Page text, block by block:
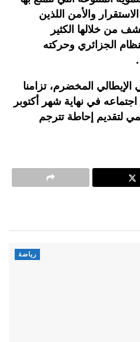
الاستقرار والأمن اللذين
من خلالها الكثير
الجزائري وحركته
.
الإيطالي المخضرم، تزامنا
اجتماعه في نهاية شهر
أكتوبر
لتقديم إحاطة تترجم
رياضة